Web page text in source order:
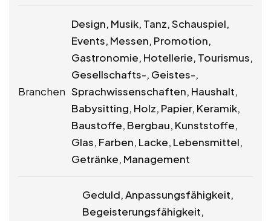
Branchen
Design, Musik, Tanz, Schauspiel,
Events, Messen, Promotion,
Gastronomie, Hotellerie, Tourismus,
Gesellschafts-, Geistes-,
Sprachwissenschaften, Haushalt,
Babysitting, Holz, Papier, Keramik,
Baustoffe, Bergbau, Kunststoffe,
Glas, Farben, Lacke, Lebensmittel,
Getränke, Management
Geduld, Anpassungsfähigkeit,
Begeisterungsfähigkeit,